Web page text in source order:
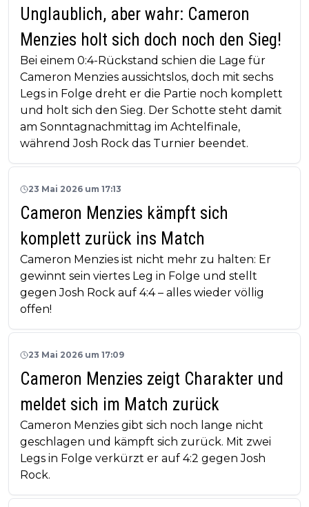
Unglaublich, aber wahr: Cameron
Menzies holt sich doch noch den Sieg!
Bei einem 0:4-Rückstand schien die Lage für
Cameron Menzies aussichtslos, doch mit sechs
Legs in Folge dreht er die Partie noch komplett
und holt sich den Sieg. Der Schotte steht damit
am Sonntagnachmittag im Achtelfinale,
während Josh Rock das Turnier beendet.
23 Mai 2026 um 17:13
Cameron Menzies kämpft sich
komplett zurück ins Match
Cameron Menzies ist nicht mehr zu halten: Er
gewinnt sein viertes Leg in Folge und stellt
gegen Josh Rock auf 4:4 – alles wieder völlig
offen!
23 Mai 2026 um 17:09
Cameron Menzies zeigt Charakter und
meldet sich im Match zurück
Cameron Menzies gibt sich noch lange nicht
geschlagen und kämpft sich zurück. Mit zwei
Legs in Folge verkürzt er auf 4:2 gegen Josh
Rock.